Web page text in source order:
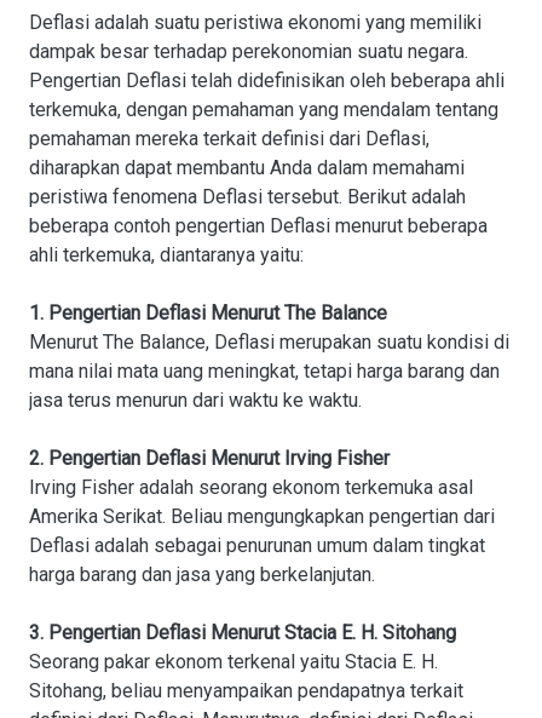
Deflasi adalah suatu peristiwa ekonomi yang memiliki
dampak besar terhadap perekonomian suatu negara.
Pengertian Deflasi telah didefinisikan oleh beberapa ahli
terkemuka, dengan pemahaman yang mendalam tentang
pemahaman mereka terkait definisi dari Deflasi,
diharapkan dapat membantu Anda dalam memahami
peristiwa fenomena Deflasi tersebut. Berikut adalah
beberapa contoh pengertian Deflasi menurut beberapa
ahli terkemuka, diantaranya yaitu:
1. Pengertian Deflasi Menurut The Balance
Menurut The Balance, Deflasi merupakan suatu kondisi di
mana nilai mata uang meningkat, tetapi harga barang dan
jasa terus menurun dari waktu ke waktu.
2. Pengertian Deflasi Menurut Irving Fisher
Irving Fisher adalah seorang ekonom terkemuka asal
Amerika Serikat. Beliau mengungkapkan pengertian dari
Deflasi adalah sebagai penurunan umum dalam tingkat
harga barang dan jasa yang berkelanjutan.
3. Pengertian Deflasi Menurut Stacia E. H. Sitohang
Seorang pakar ekonom terkenal yaitu Stacia E. H.
Sitohang, beliau menyampaikan pendapatnya terkait